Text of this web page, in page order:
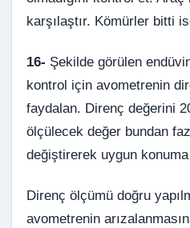
karşılaştır. Kömürler bitti
16- Şekilde görülen
kontrol için avometrenin
faydalan. Direnç değerini
ölçülecek değer bundan
değiştirerek uygun
Direnç ölçümü doğru
avometrenin